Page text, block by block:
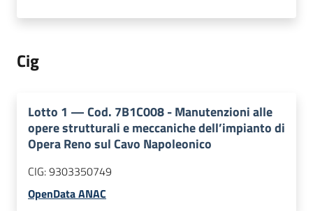
Cig
Lotto 1 —Cod. 7B1C008 - Manutenzioni alle
opere strutturali e meccaniche dell’impianto di
Opera Reno sul Cavo Napoleonico
CIG:9303350749
OpenData ANAC